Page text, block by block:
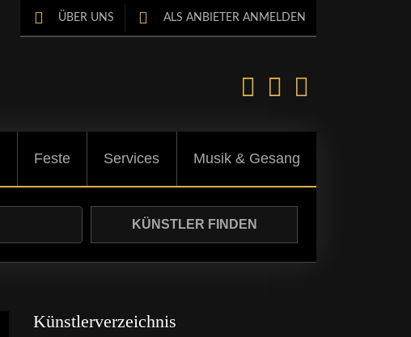
ÜBER UNS ALS ANBIETER ANMELDEN
Feste Services Musik & Gesang
Künstlerverzeichnis